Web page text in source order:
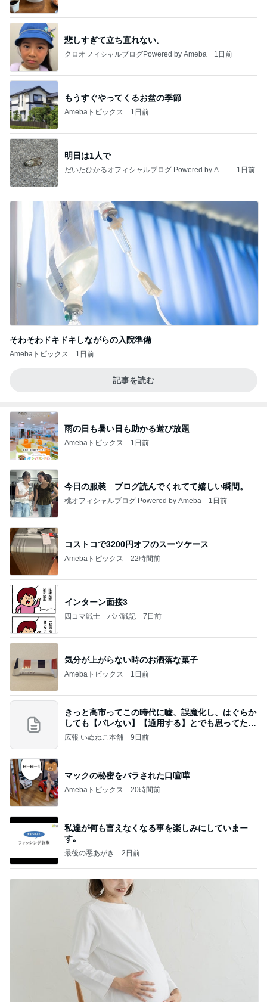
悲しすぎて立ち直れない。
クロオフィシャルブログPowered by Ameba 1日前
もうすぐやってくるお盆の季節
Amebaトピックス 1日前
明日は1人で
だいたひかるオフィシャルブログ Powered by Ame
1日前
そわそわドキドキしながらの入院準備
Amebaトピックス 1日前
記事を読む
雨の日も暑い日も助かる遊び放題
Amebaトピックス 1日前
今日の服装 ブログ読んでくれてて嬉しい瞬間。
桃オフィシャルブログ Powered by Ameba 1日前
コストコで3200円オフのスーツケース
Amebaトピックス 22時間前
インターン面接3
四コマ戦士 パパ戦記 7日前
気分が上がらない時のお洒落な菓子
Amebaトピックス 1日前
きっと高市ってこの時代に嘘、誤魔化し、はぐらか
しても【バレない】【通用する】とでも思ってたん
だろ
広報 いぬねこ本舗 9日前
マックの秘密をバラされた口喧嘩
Amebaトピックス 20時間前
私達が何も言えなくなる事を楽しみにしていまー
す｡
最後の悪あがき 2日前